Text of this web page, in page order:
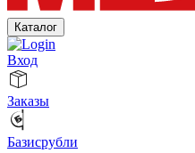
Каталог
Вход
Заказы
Базисрубли